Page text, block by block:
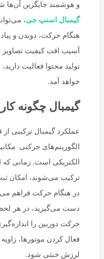
و هوشمند جایگزین آن‌ها
گیمبال اسنپ جی،
هنگام حرکت، دویدن و
آسیب افت کیفیت تصاویر
تولید محتوا فعالیت
خواهد آمد.
گیمبال چگونه
عملکرد گیمبال ترکیبی
الگوریتم‌های حرکتی
الکتریکی است. زمانی که
ترکیب می‌شوند، امکان
در هنگام حرکت فراهم
دست می‌گیرید، در هر
حرکت دوربین را
فعال کردن موتورها،
لرزش خنثی شود.